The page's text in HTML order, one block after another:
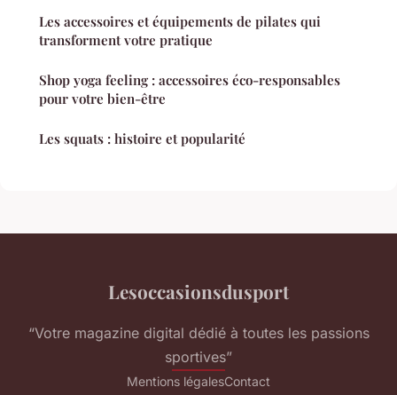
Les accessoires et équipements de pilates qui
transforment votre pratique
Shop yoga feeling : accessoires éco-responsables
pour votre bien-être
Les squats : histoire et popularité
Lesoccasionsdusport
“Votre magazine digital dédié à toutes les passions
sportives”
Mentions légalesContact